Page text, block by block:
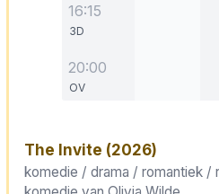
16:15
3D
20:00
OV
The Invite (2026)
komedie / drama / romantiek /